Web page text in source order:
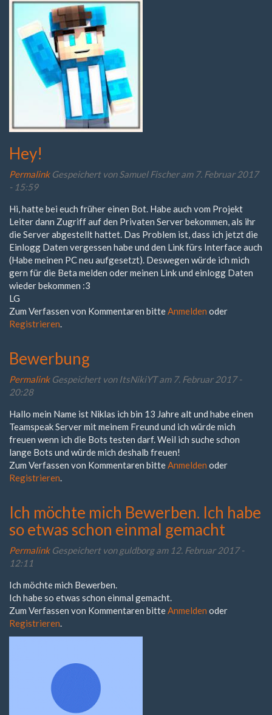
Hey!
Permalink Gespeichert vonSamuel Fischeram 7. Februar 2017
- 15:59
Hi, hatte bei euch früher einen Bot. Habe auch vom Projekt
Leiter dann Zugriff auf den Privaten Server bekommen, als ihr
die Server abgestellt hattet. Das Problem ist, dass ich jetzt die
Einlogg Daten vergessen habe und den Link fürs Interface auch
(Habe meinen PC neu aufgesetzt). Deswegen würde ich mich
gern für die Beta melden oder meinen Link und einlogg Daten
wieder bekommen :3
LG
Zum Verfassen von Kommentaren bitteAnmelden oder
Registrieren.
Bewerbung
Permalink Gespeichert von ItsNikiYTam 7. Februar 2017 -
20:28
Hallo mein Name ist Niklas ich bin 13 Jahre alt und habe einen
Teamspeak Server mit meinem Freund und ich würde mich
freuen wenn ich die Bots testen darf. Weil ich suche schon
lange Bots und würde mich deshalb freuen!
Zum Verfassen von Kommentaren bitteAnmelden oder
Registrieren.
Ich möchte mich Bewerben. Ich habe
so etwas schon einmal gemacht
Permalink Gespeichert vonguldborgam 12. Februar 2017 -
12:11
Ich möchte mich Bewerben.
Ich habe so etwas schon einmal gemacht.
Zum Verfassen von Kommentaren bitteAnmelden oder
Registrieren.